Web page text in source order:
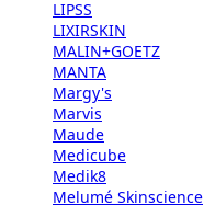
LIPSS
LIXIRSKIN
MALIN+GOETZ
MANTA
Margy's
Marvis
Maude
Medicube
Medik8
Melumé Skinscience